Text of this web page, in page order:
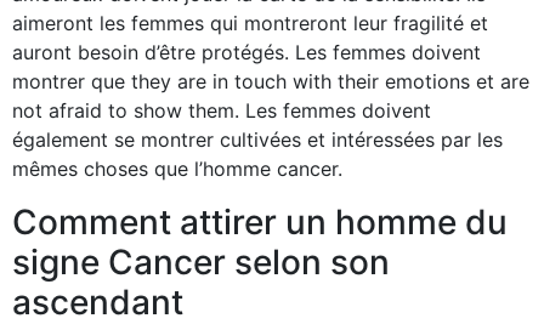
aimeront les femmes qui montreront leur fragilité et
auront besoin d’être protégés. Les femmes doivent
montrer que they are in touch with their emotions et are
not afraid to show them. Les femmes doivent
également se montrer cultivées et intéressées par les
mêmes choses que l’homme cancer.
Comment attirer un homme du
signe Cancer selon son
ascendant